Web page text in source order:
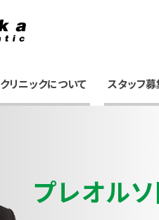
クリニックについて スタッフ募
プレオル